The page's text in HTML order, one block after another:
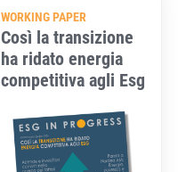
WORKING PAPER
Così la transizione
ha ridato energia
competitiva agli Esg